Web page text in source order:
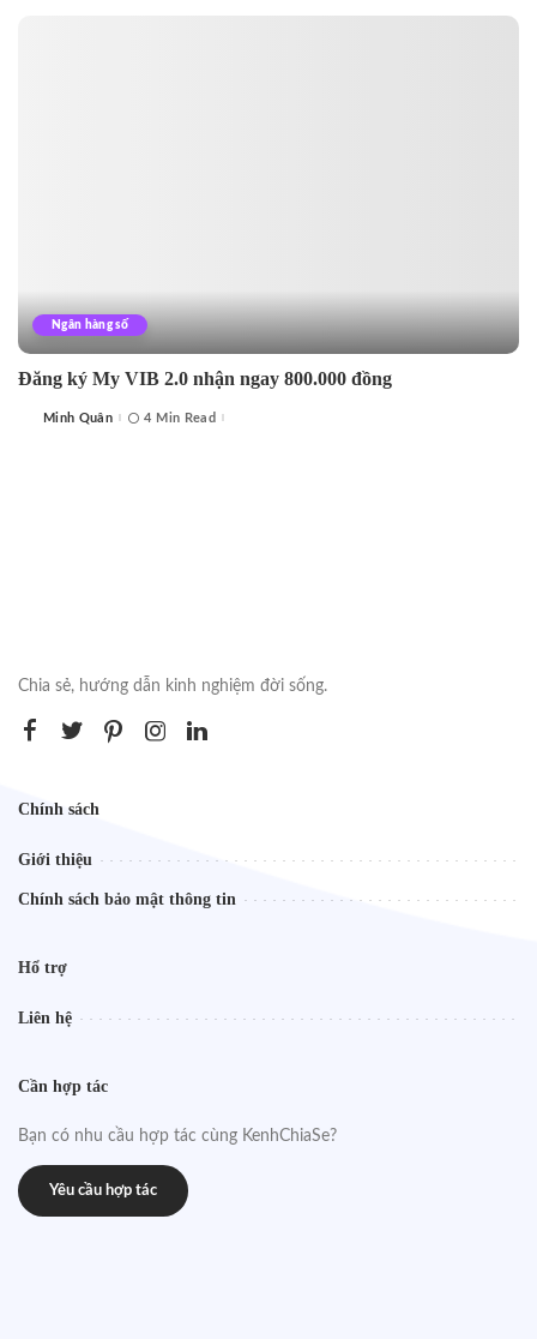
Ngân hàng số
Đăng ký My VIB 2.0 nhận ngay 800.000 đồng
PostedMinh Quân 4 Min Read
Chia sẻ, hướng dẫn kinh nghiệm đời sống.
Chính sách
Giới thiệu
Chính sách bảo mật thông tin
Hổ trợ
Liên hệ
Cần hợp tác
Bạn có nhu cầu hợp tác cùng KenhChiaSe?
Yêu cầu hợp tác